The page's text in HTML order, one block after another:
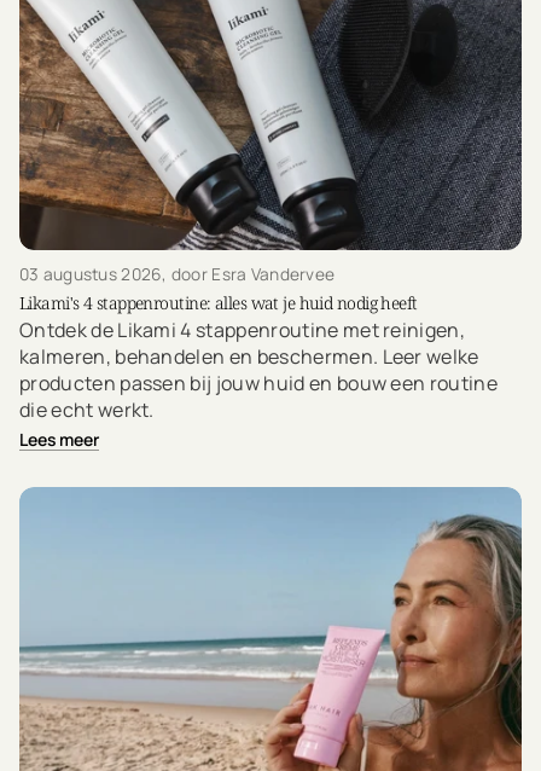
03 augustus 2026, door Esra Vandervee
Likami's 4 stappenroutine: alles wat je huid nodig heeft
Ontdek de Likami 4 stappenroutine met reinigen,
kalmeren, behandelen en beschermen. Leer welke
producten passen bij jouw huid en bouw een routine
die echt werkt.
Lees meer